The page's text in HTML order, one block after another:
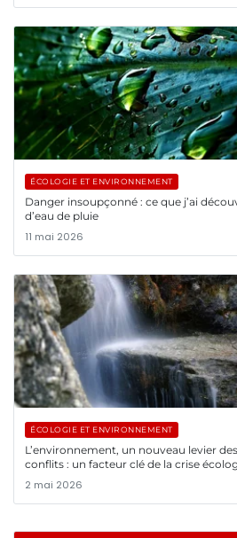
ÉCOLOGIE ET ENVIRONNEMENT
Danger insoupçonné : ce que j’ai
d’eau de pluie
11 mai 2026
ÉCOLOGIE ET ENVIRONNEMENT
L’environnement, un nouveau levier
conflits : un facteur clé de la crise
2 mai 2026